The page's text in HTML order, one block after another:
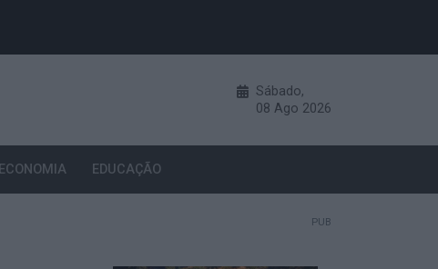
Sábado,
08 Ago 2026
ECONOMIA EDUCAÇÃO
PUB